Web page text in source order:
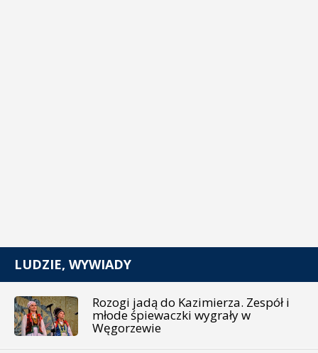
LUDZIE, WYWIADY
Rozogi jadą do Kazimierza. Zespół i
młode śpiewaczki wygrały w
Węgorzewie